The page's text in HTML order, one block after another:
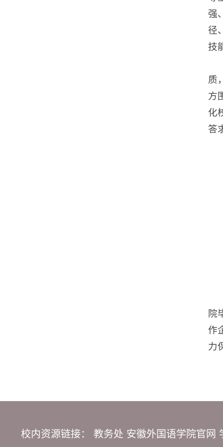
强
径
技
质
方
化
答
院
作
力
校内资源链接： 教务处 安徽外国语学院官网